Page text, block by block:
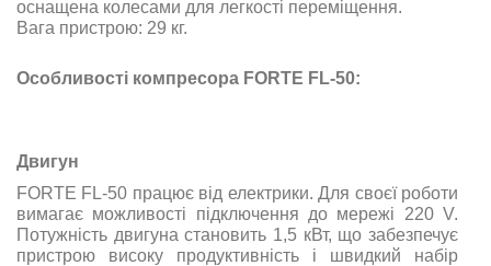
оснащена колесами для легкості переміщення.
Вага пристрою: 29 кг.
Особливості компресора FORTE FL-50:
Двигун
FORTE FL-50 працює від електрики. Для своєї роботи
вимагає можливості підключення до мережі 220 V.
Потужність двигуна становить 1,5 кВт, що забезпечує
пристрою високу продуктивність і швидкий набір